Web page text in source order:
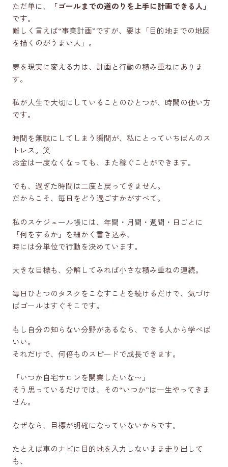
ただ単に、
「ゴールまでの道のりを上手に計画できる人」
です。
難しく言えば“事業計画”ですが、要は「目的地までの地図
を描くのがうまい人」。
夢を現実に変える力は、計画と行動の積み重ねにありま
す。
私が人生で大切にしていることのひとつが、時間の使い方
です。
時間を無駄にしてしまう瞬間が、私にとっていちばんのス
トレス。笑
お金は一度なくなっても、また稼ぐことができます。
でも、過ぎた時間は二度と戻ってきません。
だからこそ、毎日をどう過ごすかがすべて。
私のスケジュール帳には、年間・月間・週間・日ごとに
「何をするか」を細かく書き込み、
時には分単位で行動を決めています。
大きな目標も、分解してみれば小さな積み重ねの連続。
毎日ひとつのタスクをこなすことを続けるだけで、気づけ
ばゴールはすぐそこです。
もし自分の知らない分野があるなら、できる人から学べば
いい。
それだけで、何倍ものスピードで成長できます。
「いつか自宅サロンを開業したいな〜」
そう思っているだけでは、その“いつか”は一生やってきま
せん。
なぜなら、目標が明確になっていないからです。
たとえば車のナビに目的地を入力しないまま走り出して
も、